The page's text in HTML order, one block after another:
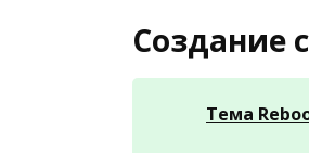
Создание
Тема